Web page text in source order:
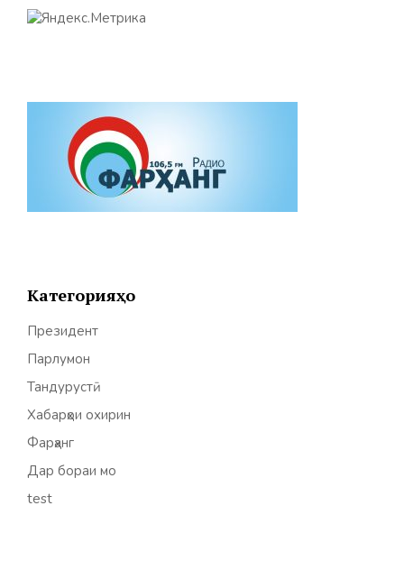
Категорияҳо
Президент
Парлумон
Тандурустӣ
Хабарҳои охирин
Фарҳанг
Дар бораи мо
test